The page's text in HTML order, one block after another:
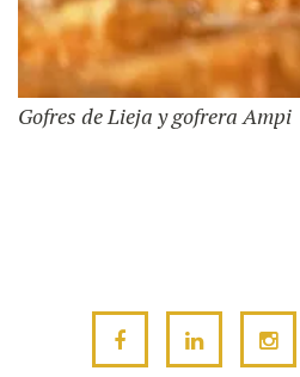
Gofres de Lieja y gofrera Ampi